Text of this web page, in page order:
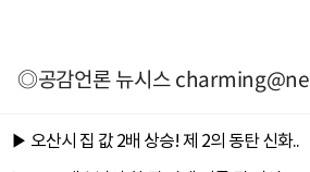
◎공감언론 뉴시스